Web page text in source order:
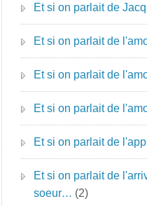
Et si on parlait de
Et si on parlait de
Et si on parlait de
Et si on parlait de
Et si on parlait de
Et si on parlait de
soeur… (2)